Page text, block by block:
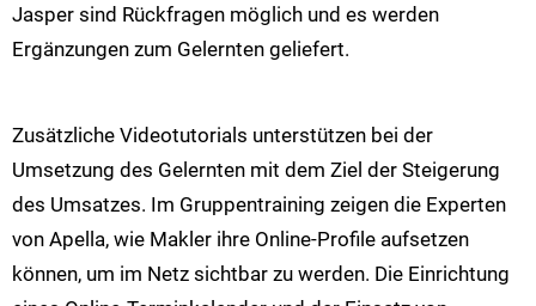
Jasper sind Rückfragen möglich und es werden
Ergänzungen zum Gelernten geliefert.
Zusätzliche Videotutorials unterstützen bei der
Umsetzung des Gelernten mit dem Ziel der Steigerung
des Umsatzes. Im Gruppentraining zeigen die Experten
von Apella, wie Makler ihre Online-Profile aufsetzen
können, um im Netz sichtbar zu werden. Die Einrichtung